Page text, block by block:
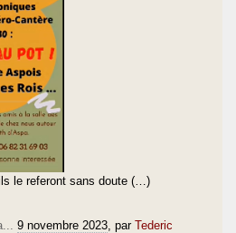
le referont sans doute (…)
9 novembre 2023 , par Tederic